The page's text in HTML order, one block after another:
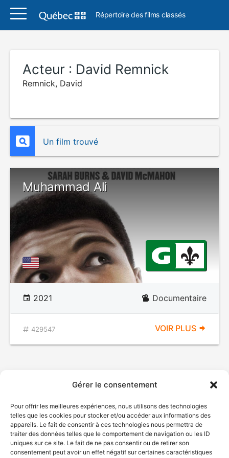
Gérer le consentement
Pour offrir les meilleures expériences, nous utilisons des technologies
telles que les cookies pour stocker et/ou accéder aux informations des
appareils. Le fait de consentir à ces technologies nous permettra de
traiter des données telles que le comportement de navigation ou les ID
uniques sur ce site. Le fait de ne pas consentir ou de retirer son
consentement peut avoir un effet négatif sur certaines caractéristiques
Répertoire des films classés
Acteur : David Remnick
Remnick, David
Un film trouvé
Muhammad Ali
2021 Documentaire
429547 VOIR PLUS